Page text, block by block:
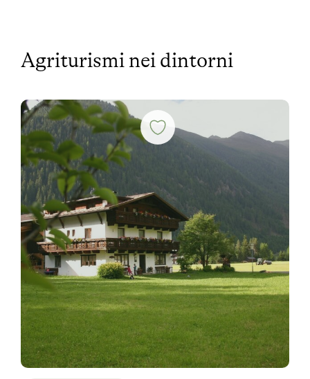
Agriturismi nei dintorni